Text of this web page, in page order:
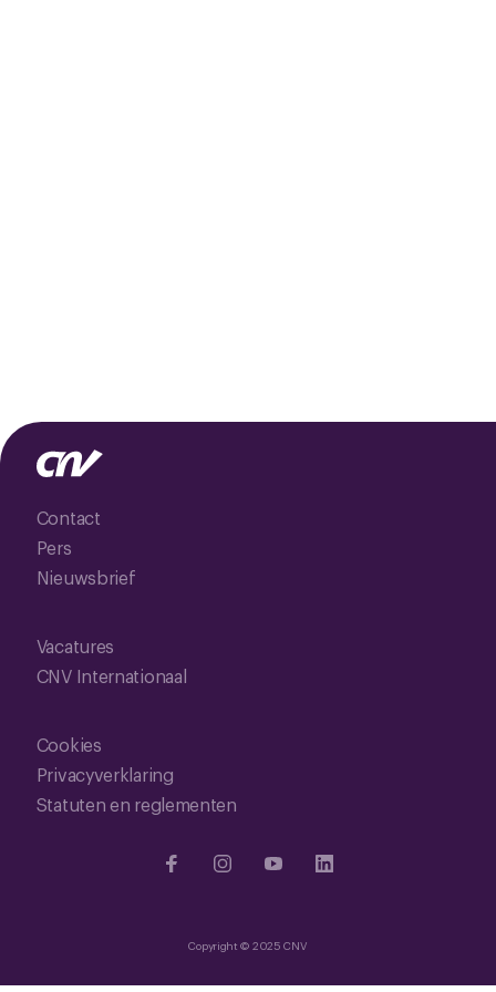
Contact
Pers
Nieuwsbrief
Vacatures
CNV Internationaal
Cookies
Privacyverklaring
Statuten en reglementen
Copyright © 2025 CNV